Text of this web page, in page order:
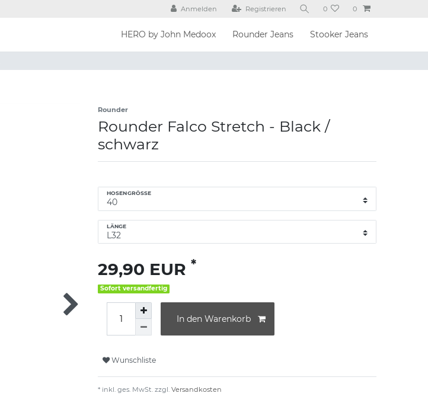
Anmelden Registrieren 0 0
HERO by John Medoox Rounder Jeans Stooker Jeans
Rounder
Rounder Falco Stretch - Black /
schwarz
HOSENGRÖSSE
LÄNGE
29,90 EUR *
Sofort versandfertig
In den Warenkorb
Wunschliste
* inkl. ges. MwSt. zzgl. Versandkosten